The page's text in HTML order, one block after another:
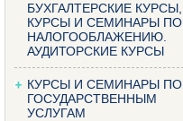
БУХГАЛТЕРСКИЕ КУРСЫ,
КУРСЫ И СЕМИНАРЫ ПО
НАЛОГООБЛАЖЕНИЮ.
АУДИТОРСКИЕ КУРСЫ
КУРСЫ И СЕМИНАРЫ ПО
ГОСУДАРСТВЕННЫМ
УСЛУГАМ